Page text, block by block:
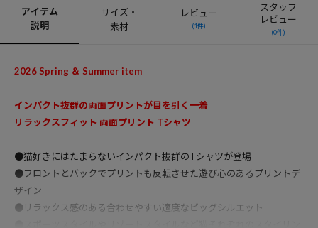
アイテム
説明
サイズ・
素材
レビュー
(1件)
スタッフ
レビュー
(0件)
2026 Spring ＆ Summer item
インパクト抜群の両面プリントが目を引く一着
リラックスフィット 両面プリント Tシャツ
●猫好きにはたまらないインパクト抜群のTシャツが登場
●フロントとバックでプリントも反転させた遊び心のあるプリントデ
ザイン
●リラックス感のある合わせやすい適度なビッグシルエット